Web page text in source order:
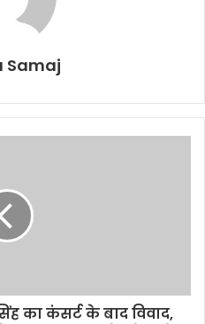
Samaj
का कंसर्ट के बाद विवाद,